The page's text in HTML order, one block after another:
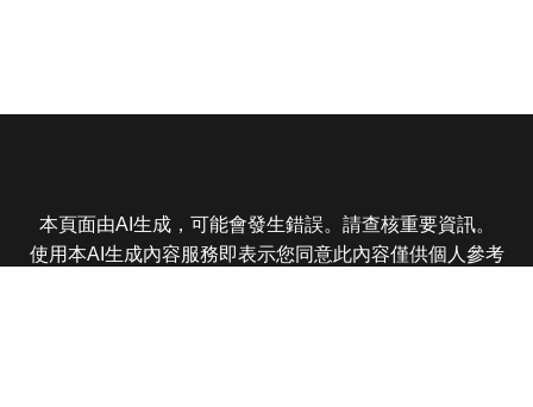
本頁面由AI生成，可能會發生錯誤。請查核重要資訊。
使用本AI生成內容服務即表示您同意此內容僅供個人參考